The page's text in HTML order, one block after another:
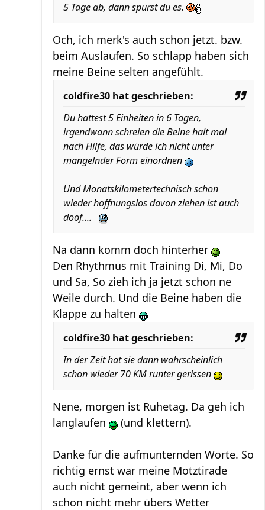
5 Tage ab, dann spürst du es.
Och, ich merk's auch schon jetzt. bzw.
beim Auslaufen. So schlapp haben sich
meine Beine selten angefühlt.
coldfire30 hat geschrieben:
Du hattest 5 Einheiten in 6 Tagen,
irgendwann schreien die Beine halt mal
nach Hilfe, das würde ich nicht unter
mangelnder Form einordnen
Und Monatskilometertechnisch schon
wieder hoffnungslos davon ziehen ist auch
doof....
Na dann komm doch hinterher
Den Rhythmus mit Training Di, Mi, Do
und Sa, So zieh ich ja jetzt schon ne
Weile durch. Und die Beine haben die
Klappe zu halten
coldfire30 hat geschrieben:
In der Zeit hat sie dann wahrscheinlich
schon wieder 70 KM runter gerissen
Nene, morgen ist Ruhetag. Da geh ich
langlaufen
(und klettern).
Danke für die aufmunternden Worte. So
richtig ernst war meine Motztirade
auch nicht gemeint, aber wenn ich
schon nicht mehr übers Wetter